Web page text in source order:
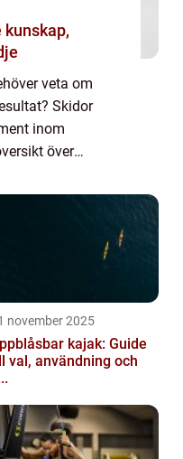
veta om
Skidor
inom
över
resultat som
november 2025
kajak: Guide
val, användning och